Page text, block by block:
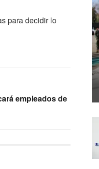
para decidir lo
empleados de